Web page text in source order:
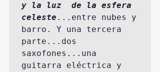
y la luz  de la esfera
celeste ...entre nubes y
barro. Y una tercera
parte...dos
saxofones...una
guitarra eléctrica y